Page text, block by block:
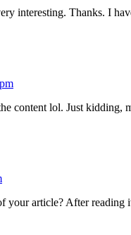
interesting. Thanks. I
content lol. Just kidding,
your article? After